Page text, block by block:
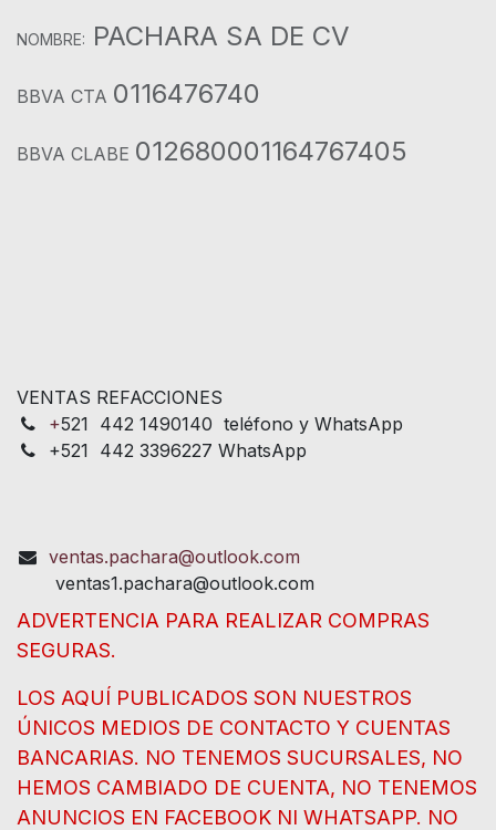
NOMBRE: PACHARA SA DE CV
BBVA CTA 0116476740
BBVA CLABE 012680001164767405
VENTAS REFACCIONES
+521 442 1490140 teléfono y WhatsApp
+521 442 3396227 WhatsApp
ventas.pachara@outlook.com
ventas1.pachara@outlook.com
ADVERTENCIA PARA REALIZAR COMPRAS
SEGURAS.
LOS AQUÍ PUBLICADOS SON NUESTROS
ÚNICOS MEDIOS DE CONTACTO Y CUENTAS
BANCARIAS. NO TENEMOS SUCURSALES, NO
HEMOS CAMBIADO DE CUENTA, NO TENEMOS
ANUNCIOS EN FACEBOOK NI WHATSAPP. NO